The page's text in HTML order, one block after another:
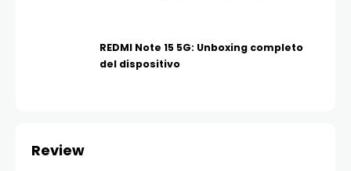
REDMI Note 15 5G: Unboxing completo
del dispositivo
Review